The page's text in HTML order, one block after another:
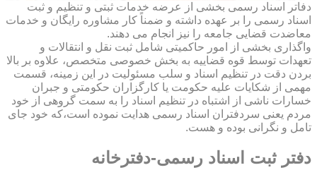
دفاتر اسناد رسمی بخشی از عرضه خدمات ثبتی و تنظیم و ثبت
اسناد رسمی را بر عهده داشته و ضمناً کار مشاوره رایگان و خدمات
معاضدت قضایی جامعه را نیز انجام می دهند.
واگذاری بخشی از امور حاکمیتی شامل ثبت نقل و انتقالات و
تعهدات توسط قوه قضاییه به بخش خصوصی متخصص، علاوه بر بالا
بردن دقت در تنظیم اسناد و سلب مسئولیت در این زمینه، قسمت
مهمی از شکایات علیه حکومت یا کارگزاران حکومتی و جبران
خسارات ناشی از اشتباه در تنظیم اسناد را به سمت گروهی از خود
مردم یعنی سردفتران اسناد رسمی هدایت نموده است،که خود جای
تامل و نگرانی بوده و هست.
دفتر ثبت اسناد رسمی-دفترخانه